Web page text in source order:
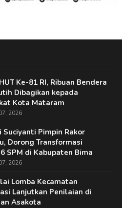
Ke-81 RI, Ribuan Bendera
Dibagikan kepada
Kota Mataram
2026
Suciyanti Pimpin Rakor
Dorong Transformasi
SPM di Kabupaten Bima
2026
Lomba Kecamatan
Lanjutkan Penilaian di
Asakota